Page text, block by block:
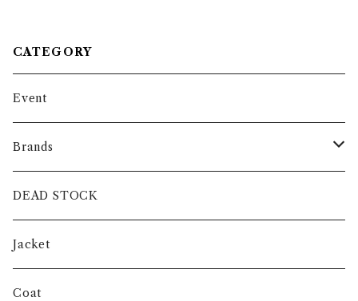
CATEGORY
Event
Brands
intch.
SHUREN
INVERTERE
DEAD STOCK
Jacket
Coat